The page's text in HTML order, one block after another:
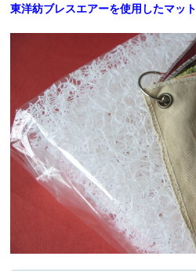
東洋紡ブレスエアーを使用したマット